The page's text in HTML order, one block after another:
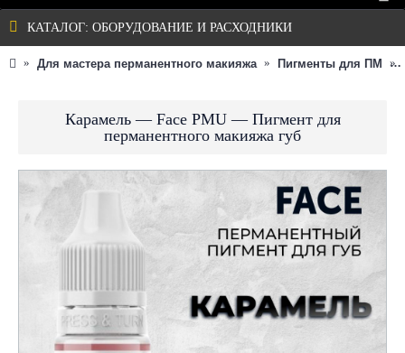
КАТАЛОГ: ОБОРУДОВАНИЕ И РАСХОДНИКИ
Для мастера перманентного макияжа Пигменты для ПМ
Карамель — Face PMU — Пигмент для
перманентного макияжа губ